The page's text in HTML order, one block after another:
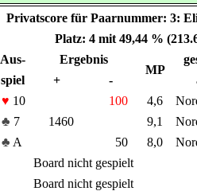
Privatscore für Paarnummer: 3:
Platz: 4 mit 49,44 %
Aus- Ergebnis
MP
spiel
+ -
♥ 10 100 4,6
♣ 7 1460 9,1
♣ A 50 8,0
Board nicht gespielt
Board nicht gespielt